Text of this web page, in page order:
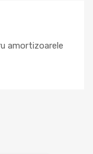
amortizoarele